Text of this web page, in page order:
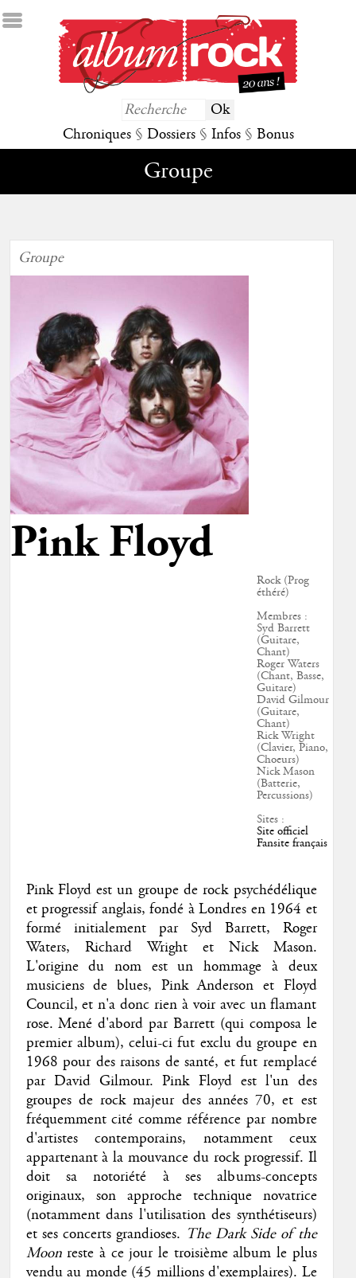
Chroniques § Dossiers § Infos § Bonus
Groupe
Groupe
Pink Floyd
Rock (Prog
éthéré)
Membres :
Syd Barrett
(Guitare,
Chant)
Roger Waters
(Chant, Basse,
Guitare)
David Gilmour
(Guitare,
Chant)
Rick Wright
(Clavier, Piano,
Choeurs)
Nick Mason
(Batterie,
Percussions)
Sites :
Site officiel
Fansite français
Pink Floyd est un groupe de rock psychédélique
et progressif anglais, fondé à Londres en 1964 et
formé initialement par Syd Barrett, Roger
Waters, Richard Wright et Nick Mason.
L'origine du nom est un hommage à deux
musiciens de blues, Pink Anderson et Floyd
Council, et n'a donc rien à voir avec un flamant
rose. Mené d'abord par Barrett (qui composa le
premier album), celui-ci fut exclu du groupe en
1968 pour des raisons de santé, et fut remplacé
par David Gilmour. Pink Floyd est l'un des
groupes de rock majeur des années 70, et est
fréquemment cité comme référence par nombre
d'artistes contemporains, notamment ceux
appartenant à la mouvance du rock progressif. Il
doit sa notoriété à ses albums-concepts
originaux, son approche technique novatrice
(notamment dans l'utilisation des synthétiseurs)
et ses concerts grandioses. The Dark Side of the
Moonreste à ce jour le troisième album le plus
vendu au monde (45 millions d'exemplaires). Le